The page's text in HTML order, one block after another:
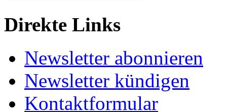
Direkte Links
Newsletter abonnieren
Newsletter kündigen
Kontaktformular